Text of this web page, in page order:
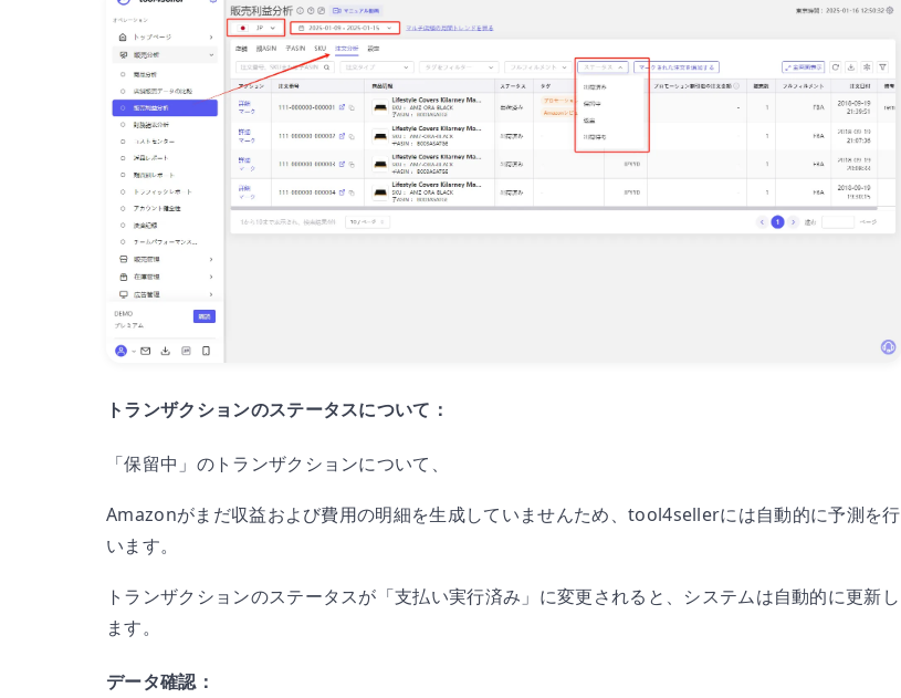
トランザクションのステータスについて：
「保留中」のトランザクションについて、
Amazonがまだ収益および費用の明細を生成していませんため、tool4sellerには自動的に予測を行
います。
トランザクションのステータスが「支払い実行済み」に変更されると、システムは自動的に更新し
ます。
データ確認：